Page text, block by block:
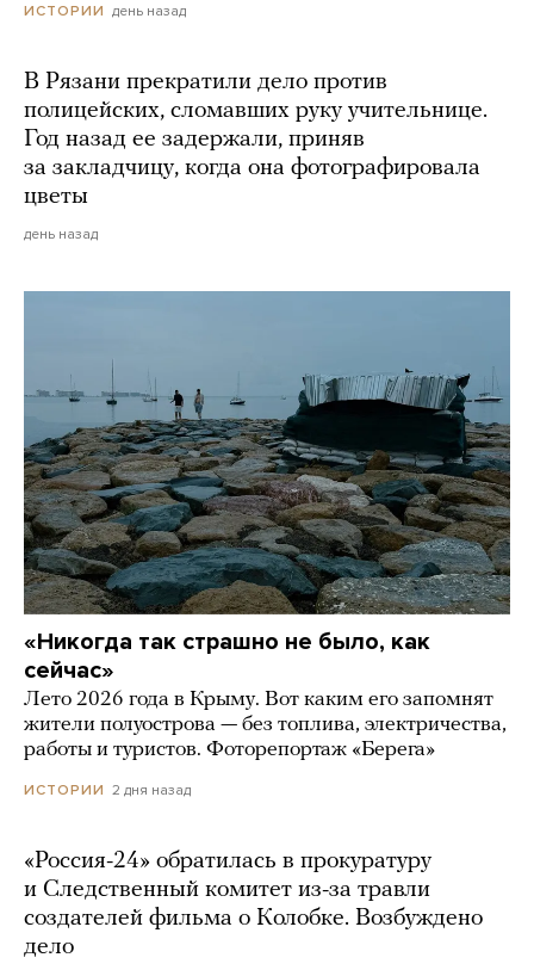
ИСТОРИИ день назад
В Рязани прекратили дело против
полицейских, сломавших руку учительнице.
Год назад ее задержали, приняв
за закладчицу, когда она фотографировала
цветы
день назад
«Никогда так страшно не было, как
сейчас»
Лето 2026 года в Крыму. Вот каким его запомнят
жители полуострова — без топлива, электричества,
работы и туристов. Фоторепортаж «Берега»
ИСТОРИИ 2 дня назад
«Россия-24» обратилась в прокуратуру
и Следственный комитет из-за травли
создателей фильма о Колобке. Возбуждено
дело